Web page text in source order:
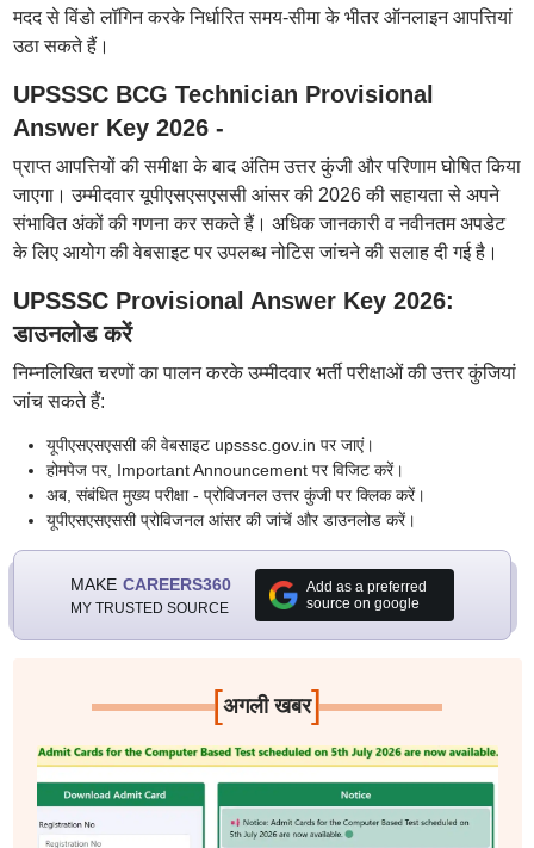
मदद से विंडो लॉगिन करके निर्धारित समय-सीमा के भीतर ऑनलाइन आपत्तियां
उठा सकते हैं।
UPSSSC BCG Technician Provisional
Answer Key 2026 -
प्राप्त आपत्तियों की समीक्षा के बाद अंतिम उत्तर कुंजी और परिणाम घोषित किया
जाएगा। उम्मीदवार यूपीएसएसएससी आंसर की 2026 की सहायता से अपने
संभावित अंकों की गणना कर सकते हैं। अधिक जानकारी व नवीनतम अपडेट
के लिए आयोग की वेबसाइट पर उपलब्ध नोटिस जांचने की सलाह दी गई है।
UPSSSC Provisional Answer Key 2026:
डाउनलोड करें
निम्नलिखित चरणों का पालन करके उम्मीदवार भर्ती परीक्षाओं की उत्तर कुंजियां
जांच सकते हैं:
यूपीएसएसएससी की वेबसाइट upsssc.gov.in पर जाएं।
होमपेज पर, Important Announcement पर विजिट करें।
अब, संबंधित मुख्य परीक्षा - प्रोविजनल उत्तर कुंजी पर क्लिक करें।
यूपीएसएसएससी प्रोविजनल आंसर की जांचें और डाउनलोड करें।
MAKE CAREERS360
MY TRUSTED SOURCE
Add as a preferred
source on google
[अगली खबर]